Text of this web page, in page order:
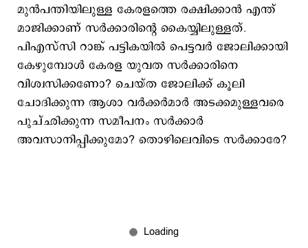
മുന്‍പന്തിയിലുള്ള കേരളത്തെ രക്ഷിക്കാന്‍ എന്ത്
മാജിക്കാണ് സര്‍ക്കാരിന്‍റെ കൈയ്യിലുള്ളത്.
പിഎസ്​സി റാങ്ക് പട്ടികയില്‍ പെട്ടവര്‍ ജോലിക്കായി
കേഴുമ്പോള്‍ കേരള യുവത സര്‍ക്കാരിനെ
വിശ്വസിക്കണോ? ചെയ്ത ജോലിക്ക് കൂലി
ചോദിക്കുന്ന ആശാ വര്‍ക്കര്‍മാര്‍ അടക്കമുള്ളവരെ
പുച്ഛിക്കുന്ന സമീപനം സര്‍ക്കാര്‍
അവസാനിപ്പിക്കുമോ? തൊഴിലെവിടെ സര്‍ക്കാരേ?